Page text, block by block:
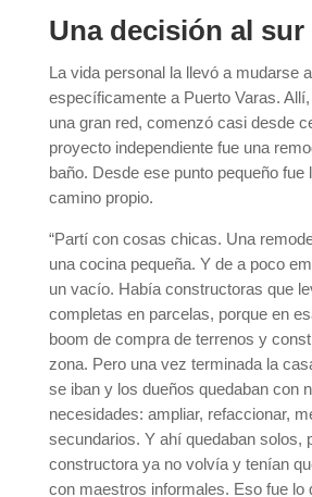
Una decisión al sur
La vida personal la llevó a mudarse
específicamente a Puerto Varas.
una gran red, comenzó casi desde
proyecto independiente fue una
baño. Desde ese punto pequeño fue
camino propio.
“Partí con cosas chicas. Una
una cocina pequeña. Y de a poco
un vacío. Había constructoras que
completas en parcelas, porque en
boom de compra de terrenos y
zona. Pero una vez terminada la
se iban y los dueños quedaban con
necesidades: ampliar, refaccionar,
secundarios. Y ahí quedaban solos,
constructora ya no volvía y tenían
con maestros informales. Eso fue lo